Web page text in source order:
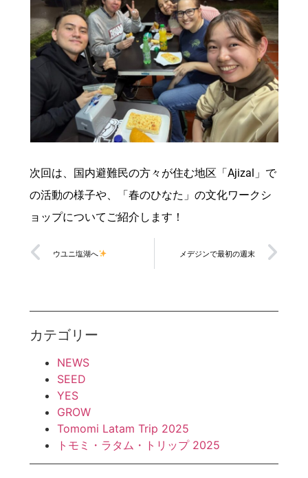
次回は、国内避難民の方々が住む地区「Ajizal」で
の活動の様子や、「春のひなた」の文化ワークシ
ョップについてご紹介します！
ウユニ塩湖へ メデジンで最初の週末
カテゴリー
NEWS
SEED
YES
GROW
Tomomi Latam Trip 2025
トモミ・ラタム・トリップ 2025